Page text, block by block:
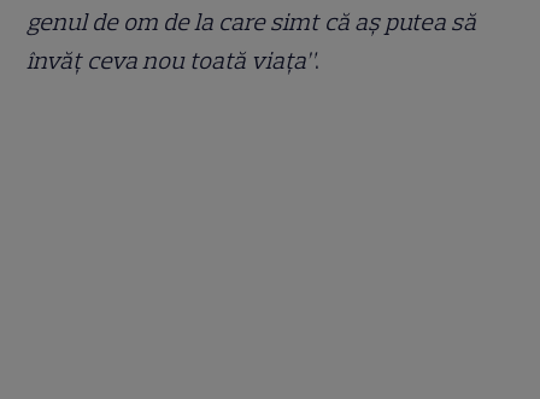
genul de om de la care simt că aș putea să
învăț ceva nou toată viața”.